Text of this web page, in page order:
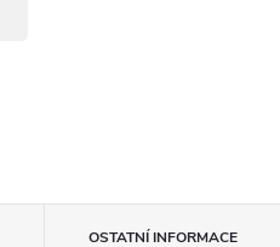
OSTATNÍ INFORMACE